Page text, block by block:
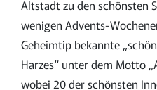
Altstadt zu den schönsten
wenigen Advents-
Geheimtip bekannte
Harzes“ unter dem Motto
wobei 20 der schönsten